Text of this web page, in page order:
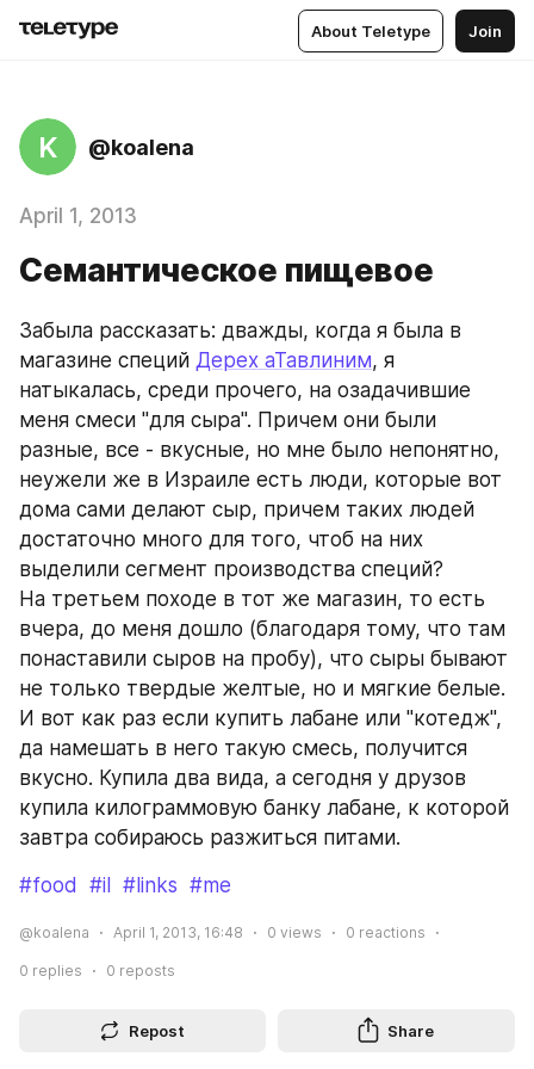
About Teletype Join
K @koalena
April 1, 2013
Семантическое пищевое
Забыла рассказать: дважды, когда я была в
магазине специй Дерех аТавлиним, я
натыкалась, среди прочего, на озадачившие
меня смеси "для сыра". Причем они были
разные, все - вкусные, но мне было непонятно,
неужели же в Израиле есть люди, которые вот
дома сами делают сыр, причем таких людей
достаточно много для того, чтоб на них
выделили сегмент производства специй?
На третьем походе в тот же магазин, то есть
вчера, до меня дошло (благодаря тому, что там
понаставили сыров на пробу), что сыры бывают
не только твердые желтые, но и мягкие белые.
И вот как раз если купить лабане или "котедж",
да намешать в него такую смесь, получится
вкусно. Купила два вида, а сегодня у друзов
купила килограммовую банку лабане, к которой
завтра собираюсь разжиться питами.
#food #il #links #me
@koalena April 1, 2013, 16:48 0 views 0 reactions
0 replies 0 reposts
Repost Share